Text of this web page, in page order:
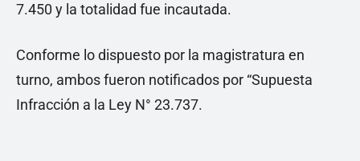
7.450 y la totalidad fue incautada.
Conforme lo dispuesto por la magistratura en
turno, ambos fueron notificados por “Supuesta
Infracción a la Ley N° 23.737.